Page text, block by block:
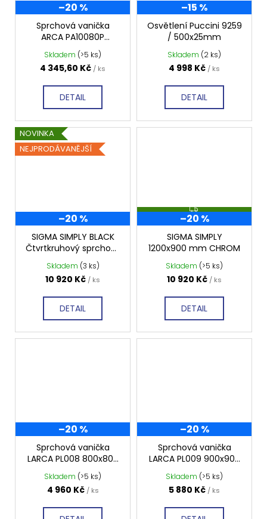
–20 %
Sprchová vanička
ARCA PA10080P
1000x800 mm,
profilovaná, pravá
Skladem (>5 ks)
4 345,60 Kč / ks
DETAIL
–15 %
Osvětlení Puccini 9259
/ 500x25mm
Skladem (2 ks)
4 998 Kč / ks
DETAIL
NOVINKA
NEJPRODÁVANĚJŠÍ
–20 %
SIGMA SIMPLY BLACK
Čtvrtkruhový sprchový
kout 900x900, čiré
sklo, GS5590B
Skladem (3 ks)
10 920 Kč / ks
DETAIL
Z
D
A
R
M
A
–20 %
SIGMA SIMPLY
1200x900 mm CHROM
Skladem (>5 ks)
10 920 Kč / ks
DETAIL
–20 %
Sprchová vanička
LARCA PL008 800x800
mm, profilovaná
Skladem (>5 ks)
4 960 Kč / ks
–20 %
Sprchová vanička
LARCA PL009 900x900
mm, profilovaná
Skladem (>5 ks)
5 880 Kč / ks